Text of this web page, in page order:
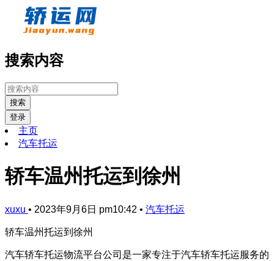
搜索内容
搜索
登录
主页
汽车托运
轿车温州托运到徐州
xuxu • 2023年9月6日 pm10:42 • 汽车托运
轿车温州托运到徐州
汽车轿车托运物流平台公司是一家专注于汽车轿车托运服务的